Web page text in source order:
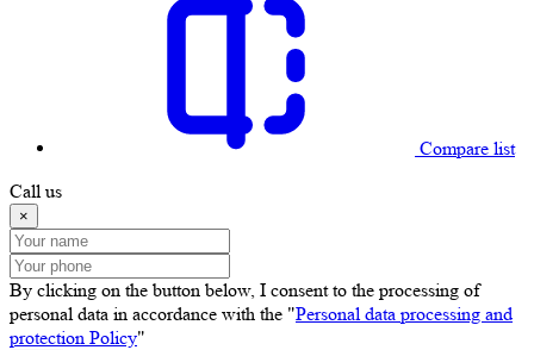
Compare list
Call us
×
By clicking on the button below, I consent to the processing of
personal data in accordance with the "Personal data processing and
protection Policy"